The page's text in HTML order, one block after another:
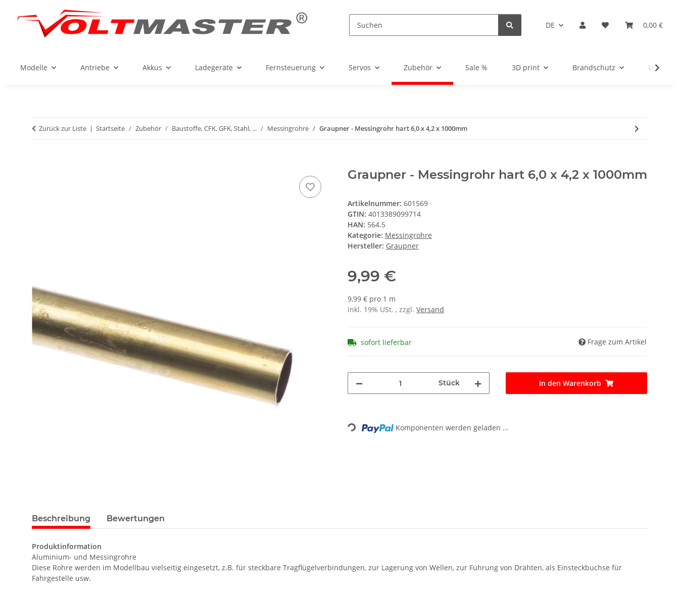
DE 0,00 €
Modelle Antriebe Akkus Ladegeräte Fernsteuerung Servos Zubehör Sale % 3D print Brandschutz
Zurück zur Liste Startseite Zubehör Baustoffe, CFK, GFK, Stahl, ... Messingrohre Graupner - Messingrohr hart 6,0 x 4,2 x 1000mm
Graupner - Messingrohr hart 6,0 x 4,2 x 1000mm
Artikelnummer: 601569
GTIN: 4013389099714
HAN: 564.5
Kategorie: Messingrohre
Hersteller: Graupner
9,99 €
9,99 € pro 1 m
inkl. 19% USt. , zzgl. Versand
sofort lieferbar Frage zum Artikel
Stück In den Warenkorb
Loading... Komponenten werden geladen ...
Beschreibung Bewertungen
Produktinformation
Aluminium- und Messingrohre
Diese Rohre werden im Modellbau vielseitig eingesetzt, z.B. für steckbare Tragflügelverbindungen, zur Lagerung von Wellen, zur Führung von Drähten, als Einsteckbuchse für
Fahrgestelle usw.